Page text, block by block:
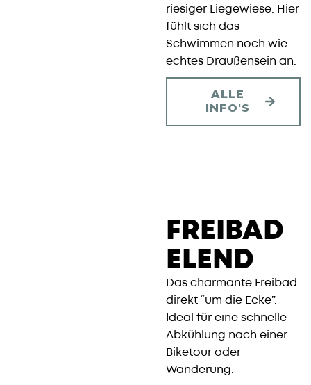
riesiger Liegewiese. Hier
fühlt sich das
Schwimmen noch wie
echtes Draußensein an.
ALLE
INFO'S
FREIBAD
ELEND
Das charmante Freibad
direkt “um die Ecke”.
Ideal für eine schnelle
Abkühlung nach einer
Biketour oder
Wanderung.